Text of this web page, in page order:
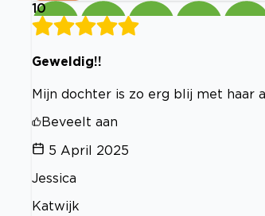
10
Geweldig!!
Mijn dochter is zo erg blij met haar
Beveelt aan
5 April 2025
Jessica
Katwijk